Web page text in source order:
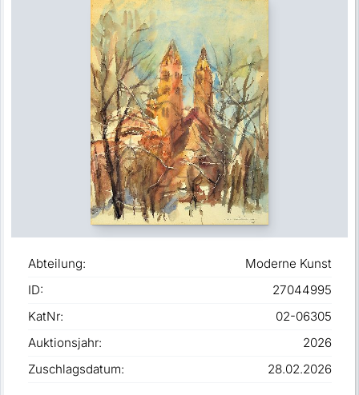
Abteilung:
Moderne Kunst
ID:
27044995
KatNr:
02-06305
Auktionsjahr:
2026
Zuschlagsdatum:
28.02.2026